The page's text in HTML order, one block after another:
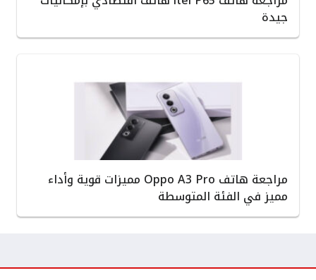
جيدة
مراجعة هاتف Oppo A3 Pro مميزات قوية وأداء
مميز في الفئة المتوسطة